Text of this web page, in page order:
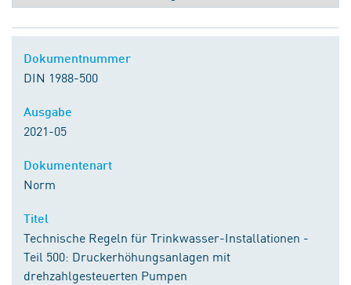
DIN 1988-500
2021-05
Norm
Technische Regeln für Trinkwasser-Installationen -
Teil 500: Druckerhöhungsanlagen mit
drehzahlgesteuerten Pumpen